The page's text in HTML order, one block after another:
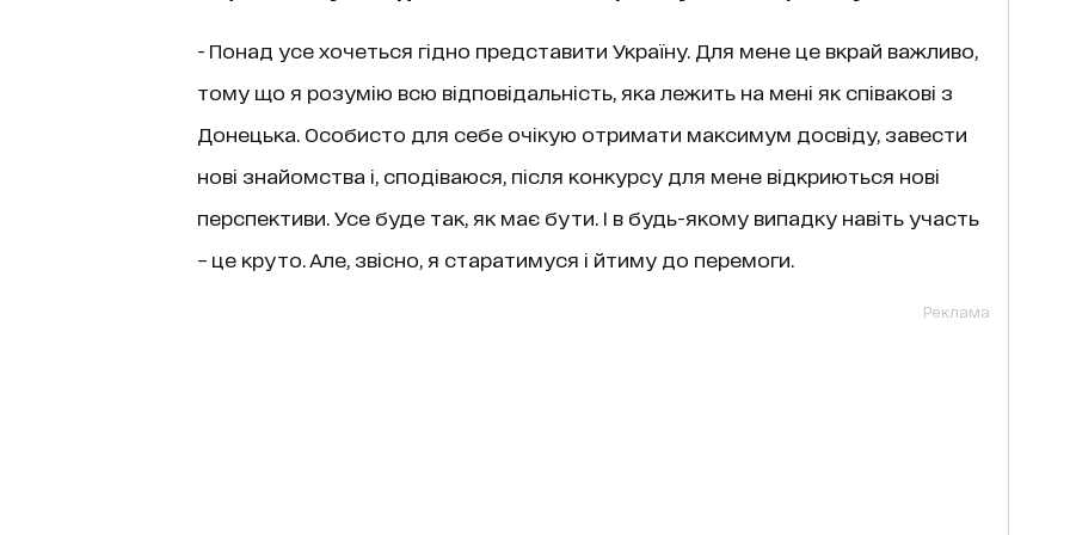
- Понад усе хочеться гідно представити Україну. Для мене це вкрай важливо,
тому що я розумію всю відповідальність, яка лежить на мені як співакові з
Донецька. Особисто для себе очікую отримати максимум досвіду, завести
нові знайомства і, сподіваюся, після конкурсу для мене відкриються нові
перспективи. Усе буде так, як має бути. І в будь-якому випадку навіть участь
– це круто. Але, звісно, я старатимуся і йтиму до перемоги.
Реклама